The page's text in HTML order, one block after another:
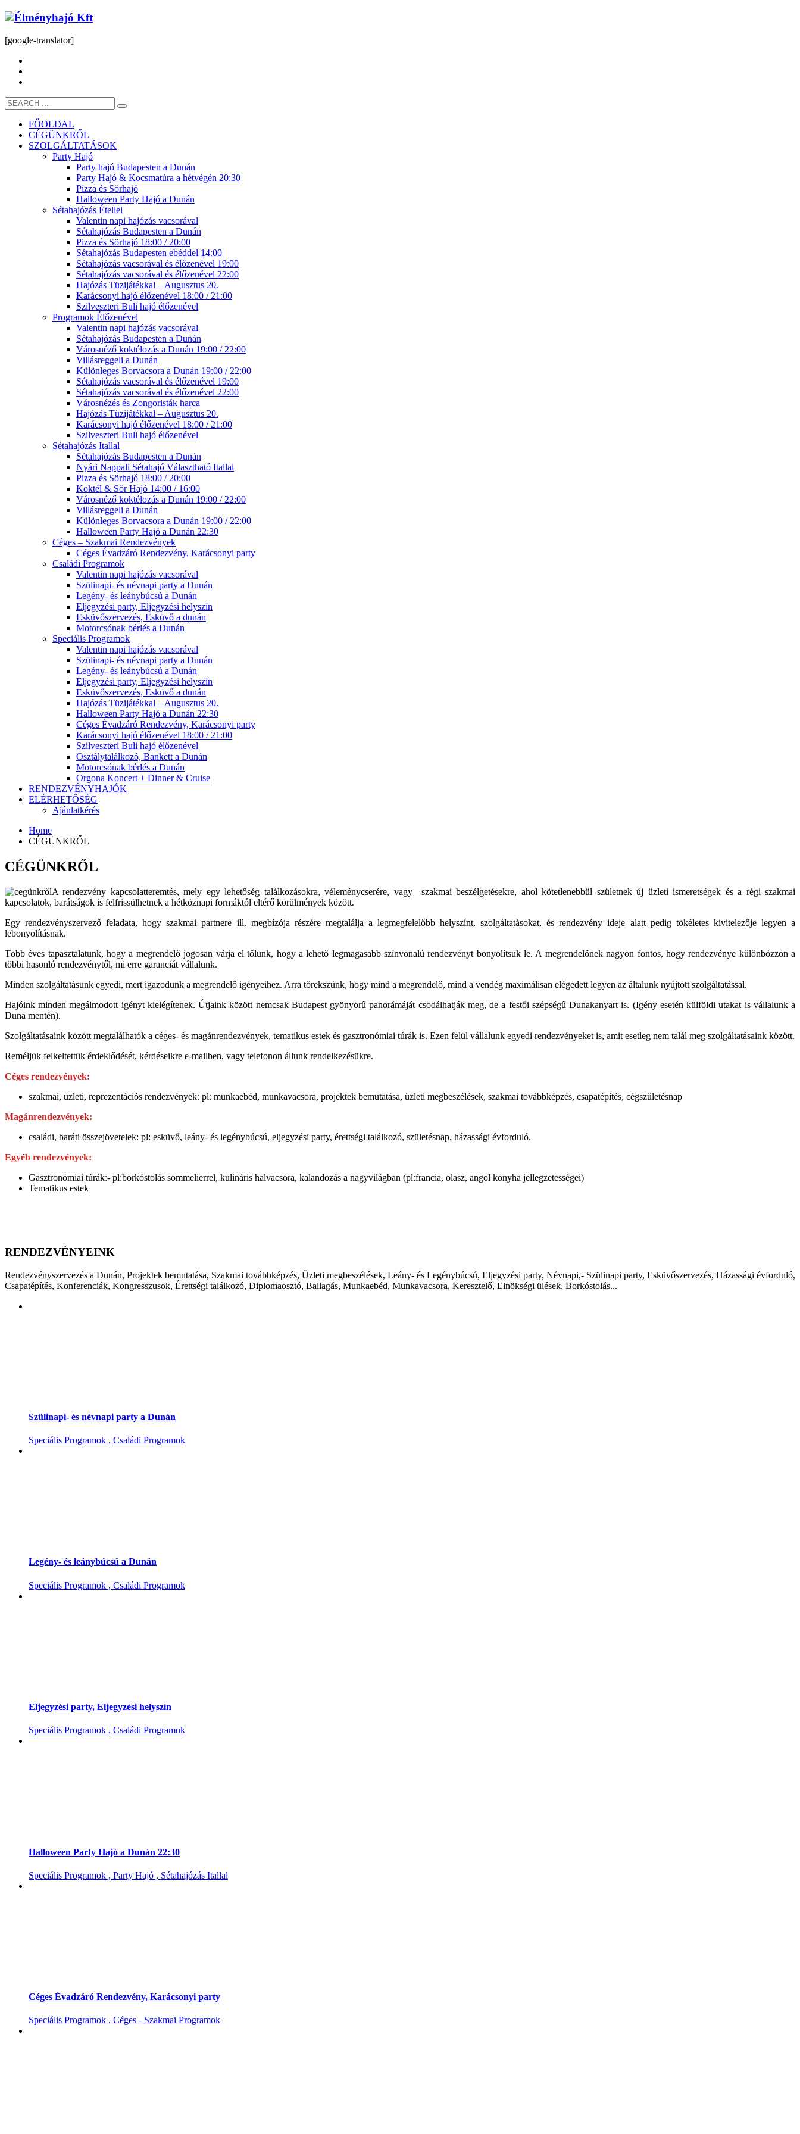
[google-translator]
FŐOLDAL
CÉGÜNKRŐL
SZOLGÁLTATÁSOK
Party Hajó
Party hajó Budapesten a Dunán
Party Hajó & Kocsmatúra a hétvégén 20:30
Pizza és Sörhajó
Halloween Party Hajó a Dunán
Sétahajózás Étellel
Valentin napi hajózás vacsorával
Sétahajózás Budapesten a Dunán
Pizza és Sörhajó 18:00 / 20:00
Sétahajózás Budapesten ebéddel 14:00
Sétahajózás vacsorával és élőzenével 19:00
Sétahajózás vacsorával és élőzenével 22:00
Hajózás Tüzijátékkal – Augusztus 20.
Karácsonyi hajó élőzenével 18:00 / 21:00
Szilveszteri Buli hajó élőzenével
Programok Élőzenével
Valentin napi hajózás vacsorával
Sétahajózás Budapesten a Dunán
Városnéző koktélozás a Dunán 19:00 / 22:00
Villásreggeli a Dunán
Különleges Borvacsora a Dunán 19:00 / 22:00
Sétahajózás vacsorával és élőzenével 19:00
Sétahajózás vacsorával és élőzenével 22:00
Városnézés és Zongoristák harca
Hajózás Tüzijátékkal – Augusztus 20.
Karácsonyi hajó élőzenével 18:00 / 21:00
Szilveszteri Buli hajó élőzenével
Sétahajózás Itallal
Sétahajózás Budapesten a Dunán
Nyári Nappali Sétahajó Választható Itallal
Pizza és Sörhajó 18:00 / 20:00
Koktél & Sör Hajó 14:00 / 16:00
Városnéző koktélozás a Dunán 19:00 / 22:00
Villásreggeli a Dunán
Különleges Borvacsora a Dunán 19:00 / 22:00
Halloween Party Hajó a Dunán 22:30
Céges – Szakmai Rendezvények
Céges Évadzáró Rendezvény, Karácsonyi party
Családi Programok
Valentin napi hajózás vacsorával
Szülinapi- és névnapi party a Dunán
Legény- és leánybúcsú a Dunán
Eljegyzési party, Eljegyzési helyszín
Esküvőszervezés, Esküvő a dunán
Motorcsónak bérlés a Dunán
Speciális Programok
Valentin napi hajózás vacsorával
Szülinapi- és névnapi party a Dunán
Legény- és leánybúcsú a Dunán
Eljegyzési party, Eljegyzési helyszín
Esküvőszervezés, Esküvő a dunán
Hajózás Tüzijátékkal – Augusztus 20.
Halloween Party Hajó a Dunán 22:30
Céges Évadzáró Rendezvény, Karácsonyi party
Karácsonyi hajó élőzenével 18:00 / 21:00
Szilveszteri Buli hajó élőzenével
Osztálytalálkozó, Bankett a Dunán
Motorcsónak bérlés a Dunán
Orgona Koncert + Dinner & Cruise
RENDEZVÉNYHAJÓK
ELÉRHETŐSÉG
Ajánlatkérés
Home
CÉGÜNKRŐL
CÉGÜNKRŐL
A rendezvény kapcsolatteremtés, mely egy lehetőség találkozásokra, véleménycserére, vagy szakmai beszélgetésekre, ahol kötetlenebbül születnek új üzleti ismeretségek és a régi szakmai
kapcsolatok, barátságok is felfrissülhetnek a hétköznapi formáktól eltérő körülmények között.
Egy rendezvényszervező feladata, hogy szakmai partnere ill. megbízója részére megtalálja a legmegfelelőbb helyszínt, szolgáltatásokat, és rendezvény ideje alatt pedig tökéletes kivitelezője legyen a
lebonyolításnak.
Több éves tapasztalatunk, hogy a megrendelő jogosan várja el tőlünk, hogy a lehető legmagasabb színvonalú rendezvényt bonyolítsuk le. A megrendelőnek nagyon fontos, hogy rendezvénye különbözzön a
többi hasonló rendezvénytől, mi erre garanciát vállalunk.
Minden szolgáltatásunk egyedi, mert igazodunk a megrendelő igényeihez. Arra törekszünk, hogy mind a megrendelő, mind a vendég maximálisan elégedett legyen az általunk nyújtott szolgáltatással.
Hajóink minden megálmodott igényt kielégítenek. Útjaink között nemcsak Budapest gyönyörű panorámáját csodálhatják meg, de a festői szépségű Dunakanyart is. (Igény esetén külföldi utakat is vállalunk a
Duna mentén).
Szolgáltatásaink között megtalálhatók a céges- és magánrendezvények, tematikus estek és gasztronómiai túrák is. Ezen felül vállalunk egyedi rendezvényeket is, amit esetleg nem talál meg szolgáltatásaink között.
Reméljük felkeltettük érdeklődését, kérdéseikre e-mailben, vagy telefonon állunk rendelkezésükre.
Céges rendezvények:
szakmai, üzleti, reprezentációs rendezvények: pl: munkaebéd, munkavacsora, projektek bemutatása, üzleti megbeszélések, szakmai továbbképzés, csapatépítés, cégszületésnap
Magánrendezvények:
családi, baráti összejövetelek: pl: esküvő, leány- és legénybúcsú, eljegyzési party, érettségi találkozó, születésnap, házassági évforduló.
Egyéb rendezvények:
Gasztronómiai túrák:- pl:borkóstolás sommelierrel, kulináris halvacsora, kalandozás a nagyvilágban (pl:francia, olasz, angol konyha jellegzetességei)
Tematikus estek
RENDEZVÉNYEINK
Rendezvényszervezés a Dunán, Projektek bemutatása, Szakmai továbbképzés, Üzleti megbeszélések, Leány- és Legénybúcsú, Eljegyzési party, Névnapi,- Szülinapi party, Esküvőszervezés, Házassági évforduló,
Csapatépítés, Konferenciák, Kongresszusok, Érettségi találkozó, Diplomaosztó, Ballagás, Munkaebéd, Munkavacsora, Keresztelő, Elnökségi ülések, Borkóstolás...
Szülinapi- és névnapi party a Dunán
Speciális Programok , Családi Programok
Legény- és leánybúcsú a Dunán
Speciális Programok , Családi Programok
Eljegyzési party, Eljegyzési helyszín
Speciális Programok , Családi Programok
Halloween Party Hajó a Dunán 22:30
Speciális Programok , Party Hajó , Sétahajózás Itallal
Céges Évadzáró Rendezvény, Karácsonyi party
Speciális Programok , Céges - Szakmai Programok